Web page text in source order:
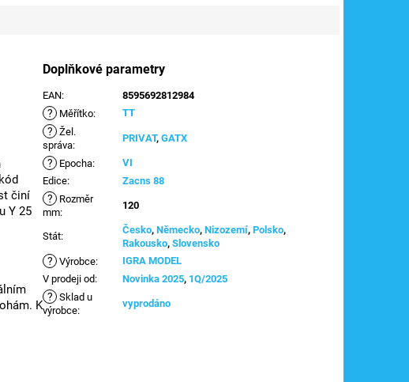
činí
Y 25
K
Doplňkové parametry
EAN: 8595692812984
? Měřítko: TT
? Žel.
správa:
PRIVAT,GATX
? Epocha:
VI
Edice: Zacns 88
?
Rozměr
mm:
120
Stát:
Česko,Německo,Nizozemí,Polsko,
Rakousko,Slovensko
? Výrobce:
IGRA MODEL
V prodeji od: Novinka 2025, 1Q/2025
? Sklad u
výrobce:
vyprodáno